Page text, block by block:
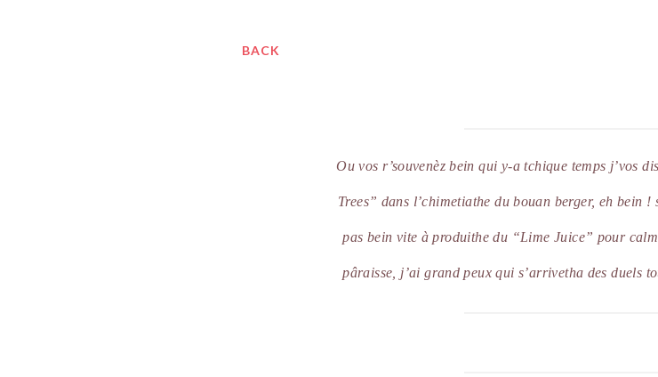
BACK
Ou vos r’souvenèz bein qui y-a tchique temps j’vos
Trees” dans l’chimetiathe du bouan berger, eh bein
pas bein vite à produithe du “Lime Juice” pour
pâraisse, j’ai grand peux qui s’arrivetha des duels